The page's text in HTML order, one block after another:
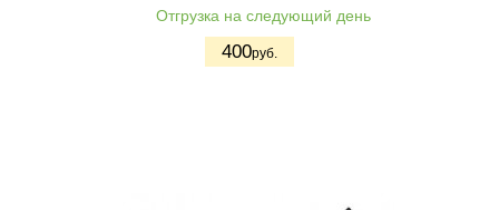
Отгрузка на следующий день
400руб.